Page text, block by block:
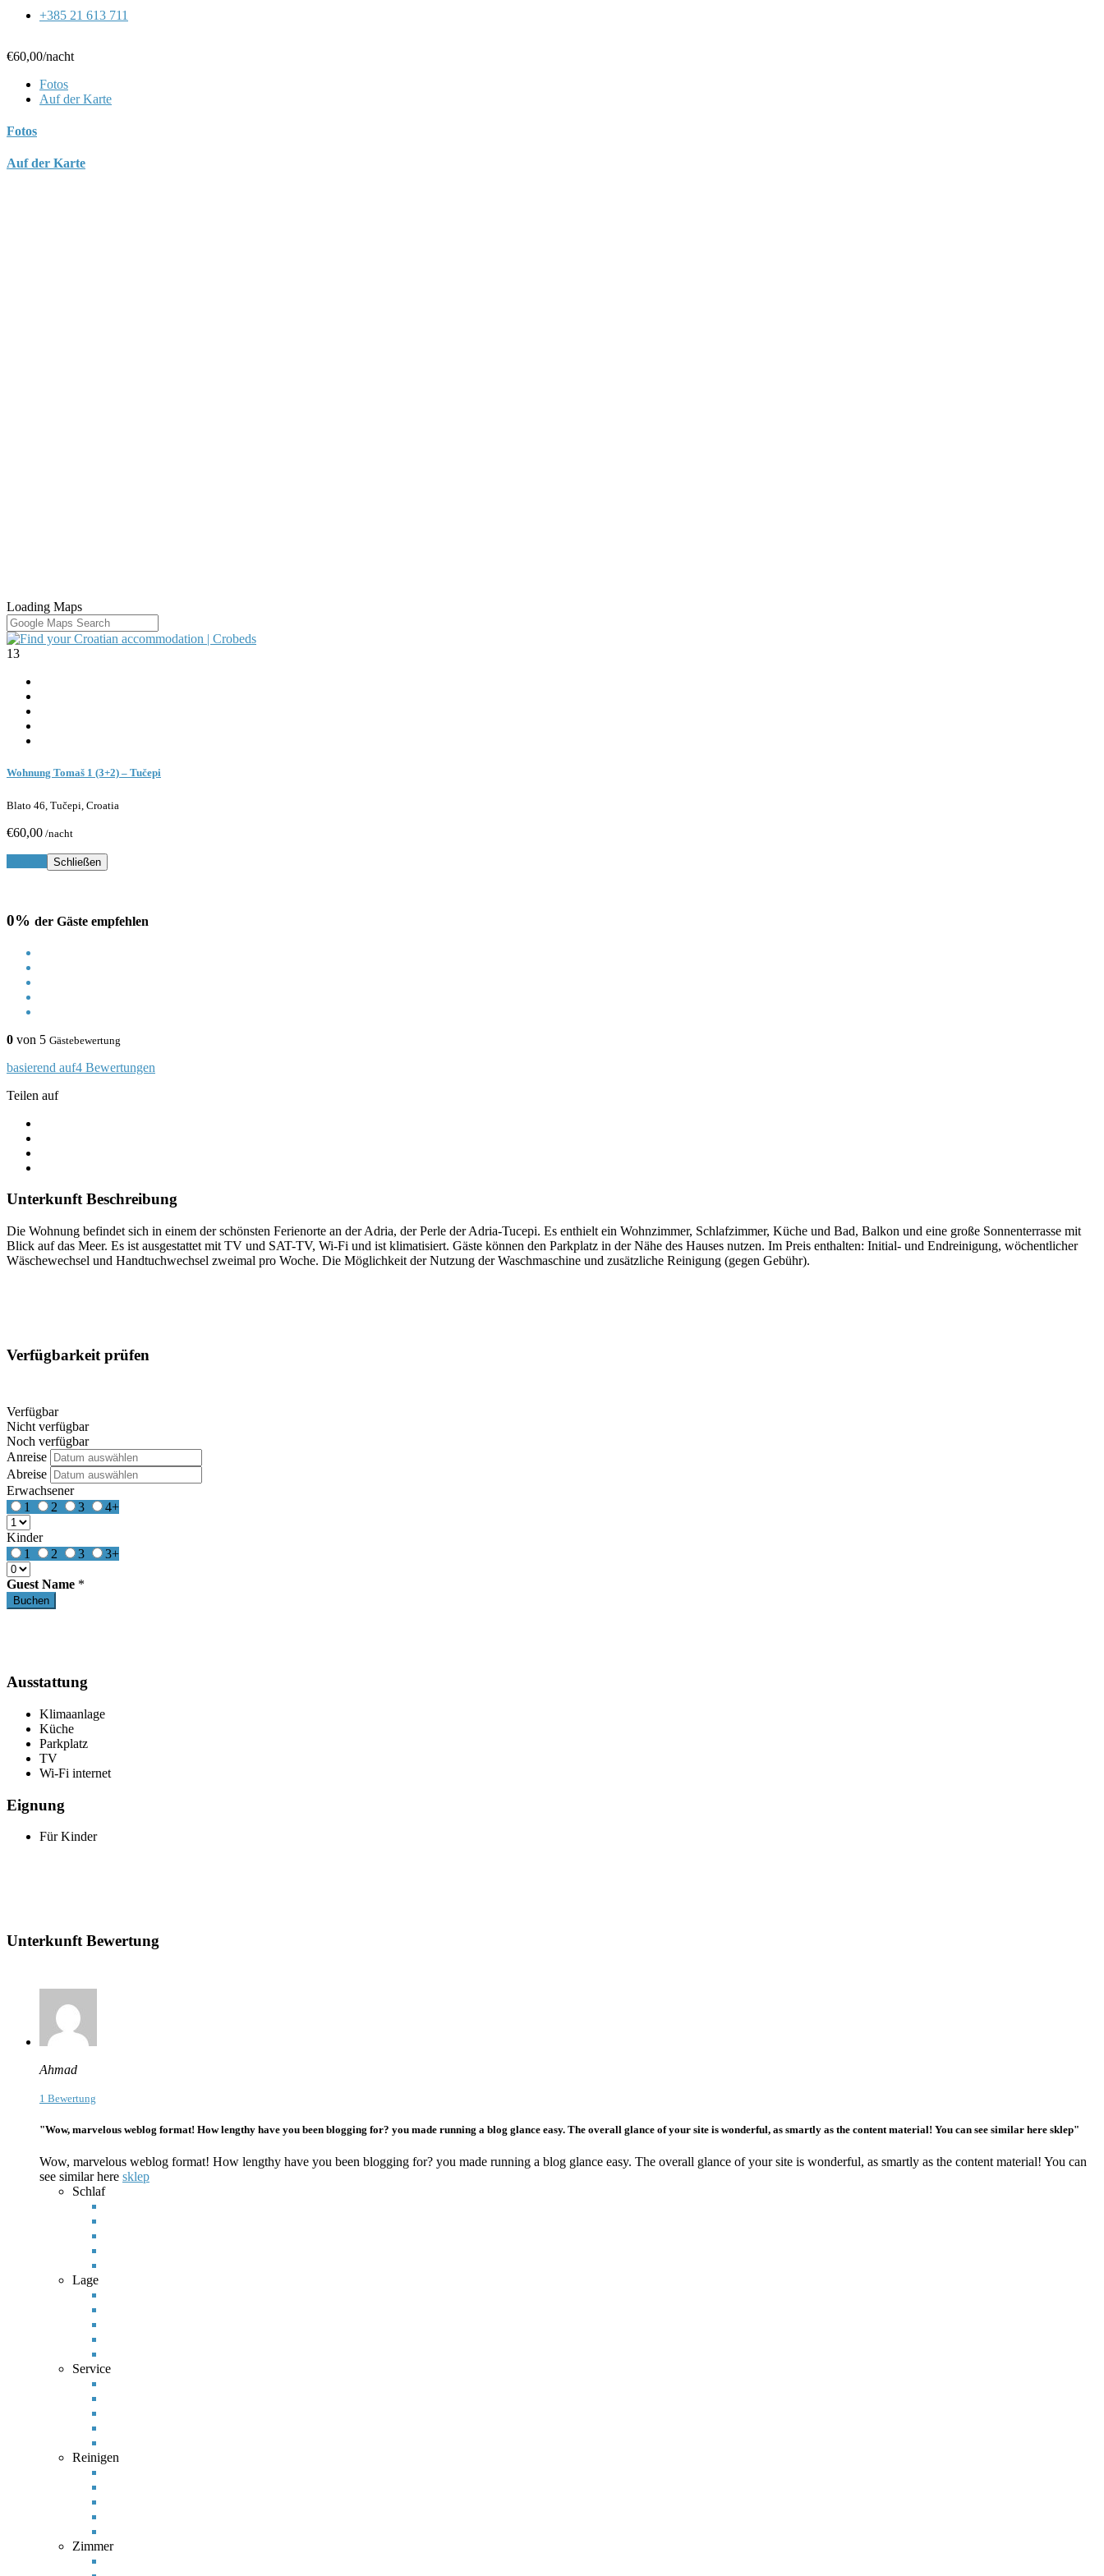
+385 21 613 711
€60,00/nacht
Fotos
Auf der Karte
Fotos
Auf der Karte
Loading Maps
13
Wohnung Tomaš 1 (3+2) – Tučepi
Blato 46, Tučepi, Croatia
€60,00 /nacht
Schließen
0% der Gäste empfehlen
0 von 5 Gästebewertung
basierend auf4 Bewertungen
Teilen auf
Unterkunft Beschreibung
Die Wohnung befindet sich in einem der schönsten Ferienorte an der Adria, der Perle der Adria-Tucepi. Es enthielt ein Wohnzimmer, Schlafzimmer, Küche und Bad, Balkon und eine große Sonnenterrasse mit
Blick auf das Meer. Es ist ausgestattet mit TV und SAT-TV, Wi-Fi und ist klimatisiert. Gäste können den Parkplatz in der Nähe des Hauses nutzen. Im Preis enthalten: Initial- und Endreinigung, wöchentlicher
Wäschewechsel und Handtuchwechsel zweimal pro Woche. Die Möglichkeit der Nutzung der Waschmaschine und zusätzliche Reinigung (gegen Gebühr).
Verfügbarkeit prüfen
Verfügbar
Nicht verfügbar
Noch verfügbar
Anreise
Abreise
Erwachsener
1
2 3 4+
Kinder
1
2 3 3+
Guest Name *
Ausstattung
Klimaanlage
Küche
Parkplatz
TV
Wi-Fi internet
Eignung
Für Kinder
Unterkunft Bewertung
Ahmad
1 Bewertung
"Wow, marvelous weblog format! How lengthy have you been blogging for? you made running a blog glance easy. The overall glance of your site is wonderful, as smartly as the content material! You can see similar here sklep"
Wow, marvelous weblog format! How lengthy have you been blogging for? you made running a blog glance easy. The overall glance of your site is wonderful, as smartly as the content material! You can
see similar here sklep
Schlaf
Lage
Service
Reinigen
Zimmer